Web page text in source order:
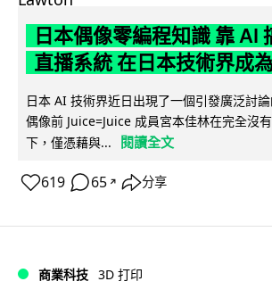
日本偶像零編程知識 靠 AI
直播系統 在日本技術界成
日本 AI 技術界近日出現了一個引發廣泛討
偶像前 Juice=Juice 成員宮本佳林在完全沒
下，僅憑藉與...
閱讀全文
619 65 ↗ 分享
商業科技 3D 打印